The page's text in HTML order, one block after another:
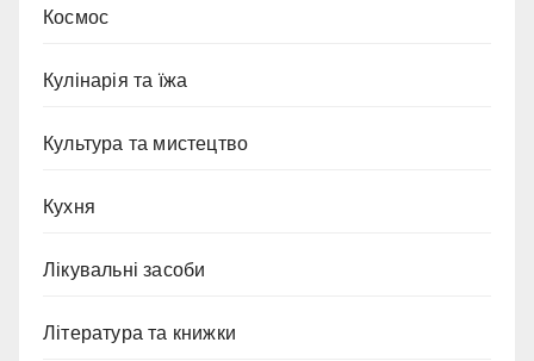
Космос
Кулінарія та їжа
Культура та мистецтво
Кухня
Лікувальні засоби
Література та книжки